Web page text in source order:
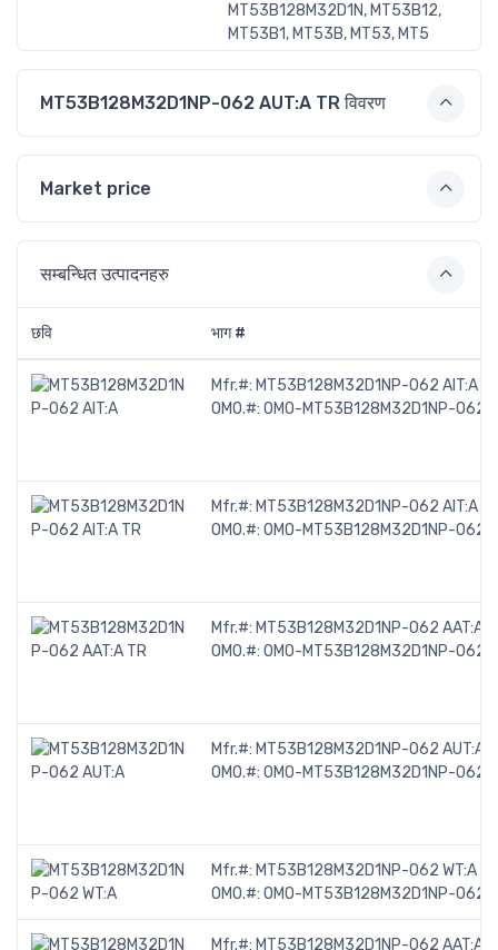
MT53B128M32D1N, MT53B12,
MT53B1, MT53B, MT53, MT5
MT53B128M32D1NP-062 AUT:A TR विवरण
Market price
सम्बन्धित उत्पादनहरु
छवि भाग #
Mfr.#: MT53B128M32D1NP-062 AIT:A
OMO.#: OMO-MT53B128M32D1NP-062-
Mfr.#: MT53B128M32D1NP-062 AIT:A
OMO.#: OMO-MT53B128M32D1NP-062-
Mfr.#: MT53B128M32D1NP-062 AAT:A
OMO.#: OMO-MT53B128M32D1NP-062-
Mfr.#: MT53B128M32D1NP-062 AUT:A
OMO.#: OMO-MT53B128M32D1NP-062-
Mfr.#: MT53B128M32D1NP-062 WT:A
OMO.#: OMO-MT53B128M32D1NP-062-
Mfr.#: MT53B128M32D1NP-062 AAT:A